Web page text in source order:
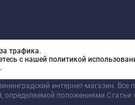
интернет-магазин. Все
положениями Статьи
трафика.
с нашей политикой
.